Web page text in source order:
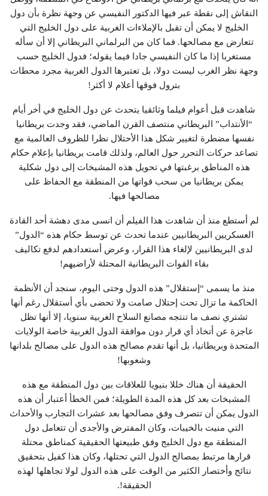
النقاش إلى نقطة عبر فيها الدكتور النفيسي عن وجهة نظرة بأن دول
الخليج لا يمكن أن تقبل بالإملاءات الغربية على دول الخليج التي
تتعارض مع مصالحها. فما كان من البرلماني البريطاني إلا أن سأله
مستغربا إذا ما كان النفيسي جادا فيما يقوله؛ فدول الخليج حسب
وجهة نظر الغرب ليست دولا، بل تعتبرها الدول الغربية مجرد محطات
بترول فوقها أعلام لا أكثر!
شاهدت قبل أعوام فيلما وثائقيا يتحدث عن دول الخليج في أخر أيام
“الأنتداب” البريطاني منتصف القرن الماضي، فقد وجدت بريطانيا
نفسها مضطرة لتغيير شكل هذا الأحتلال نظرا للظروف العالمية مع
تصاعد حركات التحرر حول العالم، ولذلك قامت بريطانيا بإعلام حكام
هذه المناطق برغبتها في تحويل هذه المشيخات إلى دول شكلية
يمكن بريطانيا من سحب قواتها من المنطقة مع الحفاظ على
مصالحها فيها.
لم أستطع منذ أن شاهدت هذا الفيلم أن انسى مدى دهشة أحد القادة
العسكريين البريطانيين عندما تحدث عن توسط حكام هذه “الدول”
لدى البريطانيين لإلغاء هذا القرار، وعرض أستعدادهم لدفع تكاليف
بقاء القوات البريطانية المحتلة لأراضيهم!
منذ ما يسمى “إستقلال” هذه الدول وحتى اليوم، سنجد أن الأنظمة
الحاكمة ما تزال تحت إحتلال صامت ولا تحضى بأي أستقلال رغم أنها
تشتري نصف ما تنتجه مصانع السلاح الغربية سنويا، إلا أنها تظل
عاجزة عن أتخاذ أي قرار دون موافقة الدول الغربية خاصة الولايات
المتحدة وبريطانيا، بل أنها تقدم مصالح هذه الدول على مصالح بلدانها
وشعوبها!
الحقيقة أن هناك خللا بنيويا للعلاقات بين دول المنطقة مع هذه
المشيخات بعد كل هذه المدة الطويلة؛ فمن الخطأ أعتبار أن هذه
الدول يمكن أن تتصرف وفق مصالحها بعد عشرات التجارب والأحداث
التي منيت بالخيبات، وكان المفترض والأجدى أن تتعامل دول
المنطقة مع دول الخليج وفق طبيعتها الحقيقية كمناطق محتلة
قرارها مرتبط بمصالح الدول التي تحتلها، وكان هذا كفيل بتحقيق
نتائج وأختصار الكثير من الوقت على هذه الدول لولا تجاهلها لهذه
الحقيقة!.